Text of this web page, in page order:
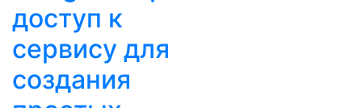
доступ к
сервису для
создания